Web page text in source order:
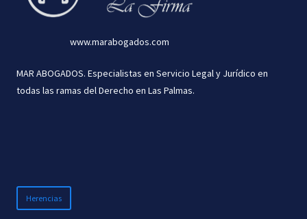
www.marabogados.com
MAR ABOGADOS. Especialistas en Servicio Legal y Jurídico en
todas las ramas del Derecho en Las Palmas.
Herencias